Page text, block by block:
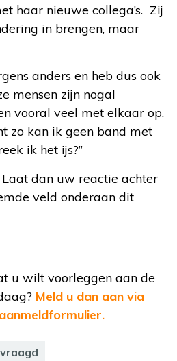
haar nieuwe collega’s. Zij
in brengen, maar
anders en heb dus ook
mensen zijn nogal
vooral veel met elkaar op.
zo kan ik geen band met
ik het ijs?”
dan uw reactie achter
veld onderaan dit
u wilt voorleggen aan de
Meld u dan aan via